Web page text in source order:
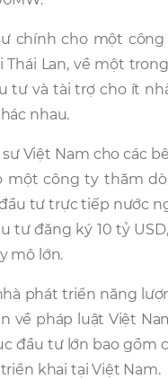
chính cho một
Thái Lan, về một
tư và tài trợ cho ít
nhau.
Việt Nam cho các
một công ty thăm
tư trực tiếp nước
tư đăng ký 10 tỷ
mô lớn.
phát triển năng
về pháp luật Việt
đầu tư lớn bao gồm
khai tại Việt Nam.